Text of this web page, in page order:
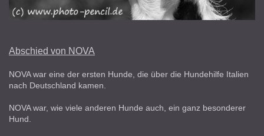
Abschied von NOVA
NOVA war eine der ersten Hunde, die über die Hundehilfe Italien
nach Deutschland kamen.
NOVA war, wie viele anderen Hunde auch, ein ganz besonderer
Hund.